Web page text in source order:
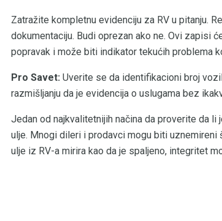
Zatražite kompletnu evidenciju za RV u pitanju.
dokumentaciju. Budi oprezan ako ne. Ovi zapisi
popravak i može biti indikator tekućih problema
Pro Savet: Uverite se da identifikacioni broj
razmišljanju da je evidencija o uslugama bez
Jedan od najkvalitetnijih načina da proverite da
ulje. Mnogi dileri i prodavci mogu biti uznemireni
ulje iz RV-a mirira kao da je spaljeno, integritet